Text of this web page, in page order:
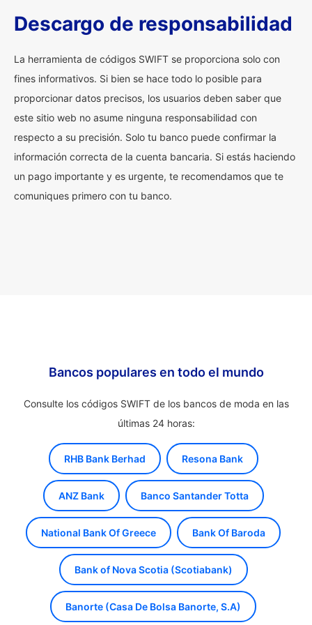
Descargo de responsabilidad
La herramienta de códigos SWIFT se proporciona solo con
fines informativos. Si bien se hace todo lo posible para
proporcionar datos precisos, los usuarios deben saber que
este sitio web no asume ninguna responsabilidad con
respecto a su precisión. Solo tu banco puede confirmar la
información correcta de la cuenta bancaria. Si estás haciendo
un pago importante y es urgente, te recomendamos que te
comuniques primero con tu banco.
Bancos populares en todo el mundo
Consulte los códigos SWIFT de los bancos de moda en las
últimas 24 horas:
RHB Bank Berhad Resona Bank
ANZ Bank Banco Santander Totta
National Bank Of Greece Bank Of Baroda
Bank of Nova Scotia (Scotiabank)
Banorte (Casa De Bolsa Banorte, S.A)